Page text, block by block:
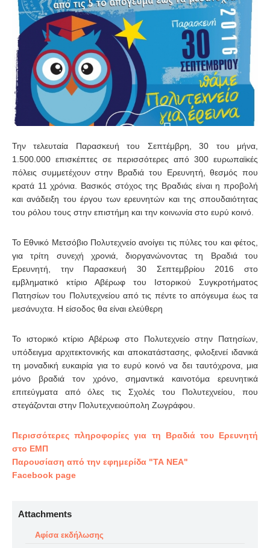
Την τελευταία Παρασκευή του Σεπτέμβρη, 30 του μήνα,
1.500.000 επισκέπτες σε περισσότερες από 300 ευρωπαϊκές
πόλεις συμμετέχουν στην Βραδιά του Ερευνητή, θεσμός που
κρατά 11 χρόνια. Βασικός στόχος της Βραδιάς είναι η προβολή
και ανάδειξη του έργου των ερευνητών και της σπουδαιότητας
του ρόλου τους στην επιστήμη και την κοινωνία στο ευρύ κοινό.
Το Εθνικό Μετσόβιο Πολυτεχνείο ανοίγει τις πύλες του και φέτος,
για τρίτη συνεχή χρονιά, διοργανώνοντας τη Βραδιά του
Ερευνητή, την Παρασκευή 30 Σεπτεμβρίου 2016 στο
εμβληματικό κτίριο Αβέρωφ του Ιστορικού Συγκροτήματος
Πατησίων του Πολυτεχνείου από τις πέντε το απόγευμα έως τα
μεσάνυχτα. Η είσοδος θα είναι ελεύθερη
Το ιστορικό κτίριο Αβέρωφ στο Πολυτεχνείο στην Πατησίων,
υπόδειγμα αρχιτεκτονικής και αποκατάστασης, φιλοξενεί ιδανικά
τη μοναδική ευκαιρία για το ευρύ κοινό να δει ταυτόχρονα, μια
μόνο βραδιά τον χρόνο, σημαντικά καινοτόμα ερευνητικά
επιτεύγματα από όλες τις Σχολές του Πολυτεχνείου, που
στεγάζονται στην Πολυτεχνειούπολη Ζωγράφου.
Περισσότερες πληροφορίες για τη Βραδιά του Ερευνητή
στο ΕΜΠ
Παρουσίαση από την εφημερίδα "ΤΑ ΝΕΑ"
Facebook page
Attachments
Αφίσα εκδήλωσης